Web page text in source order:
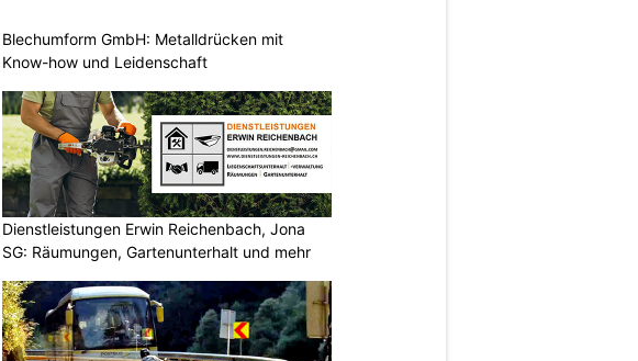
Blechumform GmbH: Metalldrücken mit
Know-how und Leidenschaft
Dienstleistungen Erwin Reichenbach, Jona
SG: Räumungen, Gartenunterhalt und mehr